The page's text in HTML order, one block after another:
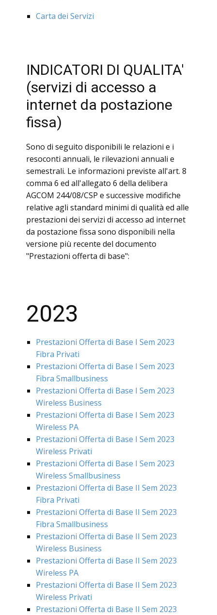
Carta dei Servizi
INDICATORI DI QUALITA'
(servizi di accesso a
internet da postazione
fissa)
Sono di seguito disponibili le relazioni e i
resoconti annuali, le rilevazioni annuali e
semestrali. Le informazioni previste all'art. 8
comma 6 ed all'allegato 6 della delibera
AGCOM 244/08/CSP e successive modifiche
relative agli standard minimi di qualità ed alle
prestazioni dei servizi di accesso ad internet
da postazione fissa sono disponibili nella
versione più recente del documento
"Prestazioni offerta di base":
2023
Prestazioni Offerta di Base I Sem 2023
Fibra Privati
Prestazioni Offerta di Base I Sem 2023
Fibra Smallbusiness
Prestazioni Offerta di Base I Sem 2023
Wireless Business
Prestazioni Offerta di Base I Sem 2023
Wireless PA
Prestazioni Offerta di Base I Sem 2023
Wireless Privati
Prestazioni Offerta di Base I Sem 2023
Wireless Smallbusiness
Prestazioni Offerta di Base II Sem 2023
Fibra Privati
Prestazioni Offerta di Base II Sem 2023
Fibra Smallbusiness
Prestazioni Offerta di Base II Sem 2023
Wireless Business
Prestazioni Offerta di Base II Sem 2023
Wireless PA
Prestazioni Offerta di Base II Sem 2023
Wireless Privati
Prestazioni Offerta di Base II Sem 2023